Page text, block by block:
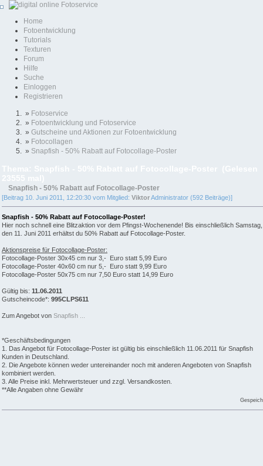
Home
Fotoentwicklung
Tutorials
Texturen
Forum
Hilfe
Suche
Einloggen
Registrieren
» Fotoservice
» Fotoentwicklung und Fotoservice
» Gutscheine und Aktionen zur Fotoentwicklung
» Fotocollagen
» Snapfish - 50% Rabatt auf Fotocollage-Poster
Snapfish - 50% Rabatt auf Fotocollage-Poster
[Beitrag 10. Juni 2011, 12:20:30 vom Mitglied: ViktorAdministrator (592 Beiträge)]
Snapfish - 50% Rabatt auf Fotocollage-Poster!
Hier noch schnell eine Blitzaktion vor dem Pfingst-Wochenende! Bis einschließlich Samstag,
den 11. Juni 2011 erhältst du 50% Rabatt auf Fotocollage-Poster.
Aktionspreise für Fotocollage-Poster:
Fotocollage-Poster 30x45 cm nur 3,- Euro statt 5,99 Euro
Fotocollage-Poster 40x60 cm nur 5,- Euro statt 9,99 Euro
Fotocollage-Poster 50x75 cm nur 7,50 Euro statt 14,99 Euro
Gültig bis: 11.06.2011
Gutscheincode*: 995CLPS611
Zum Angebot von Snapfish ...
*Geschäftsbedingungen
1. Das Angebot für Fotocollage-Poster ist gültig bis einschließlich 11.06.2011 für Snapfish
Kunden in Deutschland.
2. Die Angebote können weder untereinander noch mit anderen Angeboten von Snapfish
kombiniert werden.
3. Alle Preise inkl. Mehrwertsteuer und zzgl. Versandkosten.
**Alle Angaben ohne Gewähr